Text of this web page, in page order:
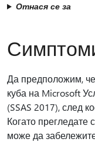
Отнася се за
Да предположим, че
куба на Microsoft
(SSAS 2017), след
Когато прегледате
може да